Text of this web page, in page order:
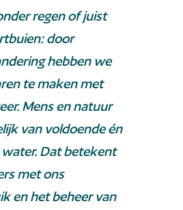
regen of juist
door
hebben we
te maken met
Mens en natuur
van voldoende én
Dat betekent
met ons
en het beheer van